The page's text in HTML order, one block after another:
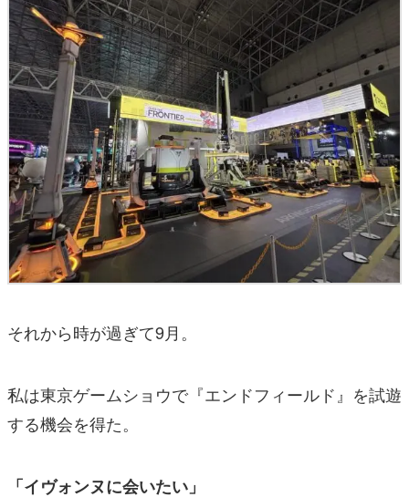
それから時が過ぎて9月。
私は東京ゲームショウで『エンドフィールド』を試遊
する機会を得た。
「イヴォンヌに会いたい」